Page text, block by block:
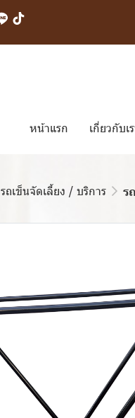
หน้าแรก เกี่ยวกับเ
รถเข็นจัดเลี้ยง / บริการ ร